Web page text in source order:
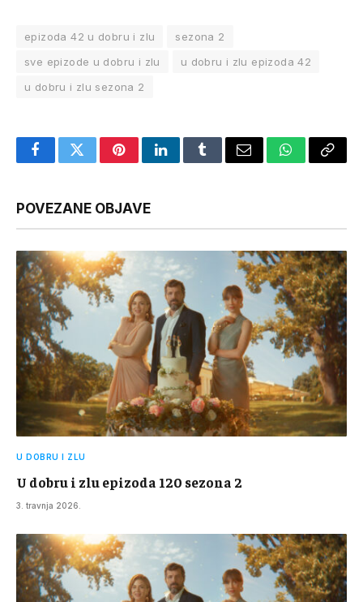
epizoda 42 u dobru i zlu
sezona 2
sve epizode u dobru i zlu
u dobru i zlu epizoda 42
u dobru i zlu sezona 2
FacebookTwitterPinterestLinkedInTumblrEmail WhatsApp
Copy
POVEZANE OBJAVE
U DOBRU I ZLU
U dobru i zlu epizoda 120 sezona 2
3. travnja 2026.